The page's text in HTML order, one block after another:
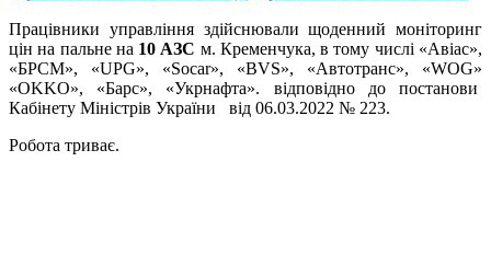
Працівники управління здійснювали щоденний моніторинг
цін на пальне на 10 АЗС м. Кременчука, в тому числі «Авіас»,
«БРСМ», «UPG», «Socar», «BVS», «Автотранс», «WOG»
«OKKO», «Барс», «Укрнафта». відповідно до постанови
Кабінету Міністрів України від 06.03.2022 № 223.
Робота триває.